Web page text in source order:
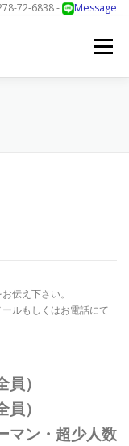
72-6838 -
Message
メニュー
伝え下さい。
ルもしくはお電話にて
）
）
マン・超少人数